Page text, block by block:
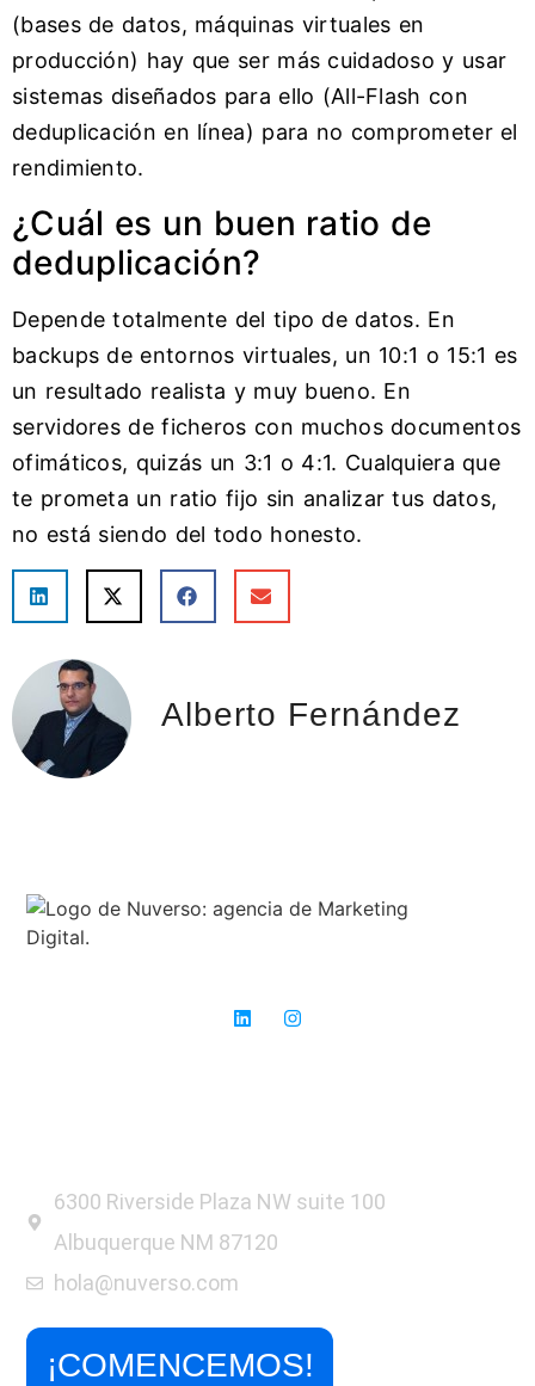
(bases de datos, máquinas virtuales en
producción) hay que ser más cuidadoso y usar
sistemas diseñados para ello (All-Flash con
deduplicación en línea) para no comprometer el
rendimiento.
¿Cuál es un buen ratio de
deduplicación?
Depende totalmente del tipo de datos. En
backups de entornos virtuales, un 10:1 o 15:1 es
un resultado realista y muy bueno. En
servidores de ficheros con muchos documentos
ofimáticos, quizás un 3:1 o 4:1. Cualquiera que
te prometa un ratio fijo sin analizar tus datos,
no está siendo del todo honesto.
Alberto Fernández
6300 Riverside Plaza NW suite 100
Albuquerque NM 87120
hola@nuverso.com
¡COMENCEMOS!